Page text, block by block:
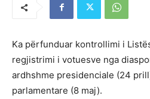
Ka përfunduar kontrollimi i
regjistrimi i votuesve nga
ardhshme presidenciale (24
parlamentare (8 maj).